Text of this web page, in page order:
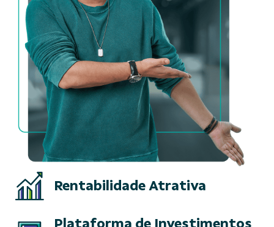
Rentabilidade Atrativa
Plataforma de Investimentos